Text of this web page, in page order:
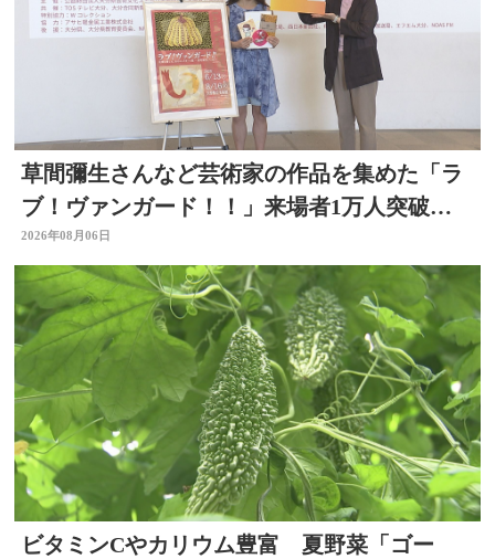
草間彌生さんなど芸術家の作品を集めた「ラ
ブ！ヴァンガード！！」来場者1万人突破
大分県立美術館
2026年08月06日
ビタミンCやカリウム豊富 夏野菜「ゴー